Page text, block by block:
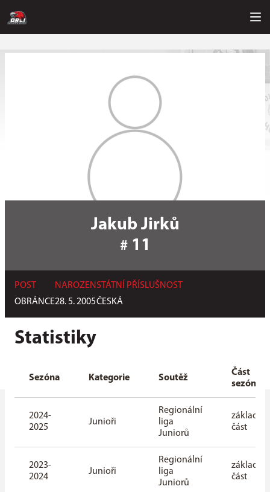
Jakub Jirků
# 11
POST
OBRÁNCE
NAROZEN
28. 5. 2005
STÁTNÍ PŘÍSLUŠNOST
ČESKÁ
Statistiky
Sezóna Kategorie Soutěž
Část
sezóny
2024-
2025
Junioři
Regionální
liga
Juniorů
základní
část
2023-
2024
Junioři
Regionální
liga
Juniorů
základní
část